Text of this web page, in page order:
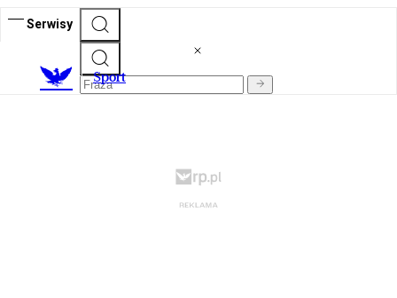
Serwisy
Sport